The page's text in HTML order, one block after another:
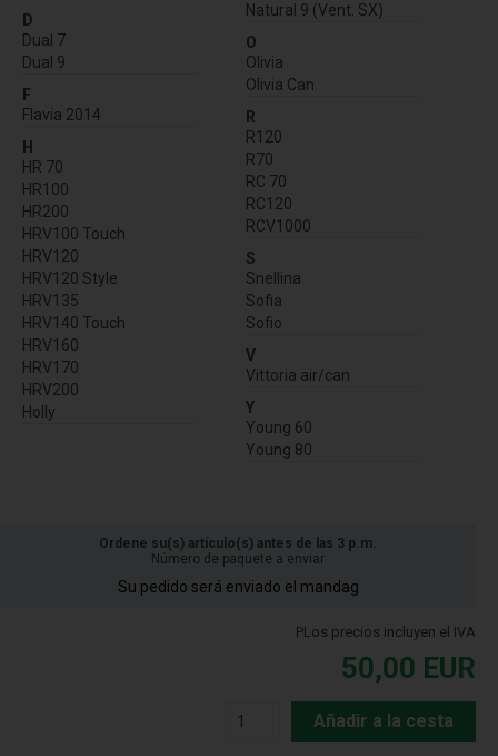
D
Dual 7
Dual 9
F
Flavia 2014
H
HR 70
HR100
HR200
HRV100 Touch
HRV120
HRV120 Style
HRV135
HRV140 Touch
HRV160
HRV170
HRV200
Holly
Natural 9 (Vent. SX)
O
Olivia
Olivia Can.
R
R120
R70
RC 70
RC120
RCV1000
S
Snellina
Sofia
Sofio
V
Vittoria air/can
Y
Young 60
Young 80
Ordene su(s) artículo(s) antes de las 3 p.m.
Número de paquete a enviar
Su pedido será enviado el mandag
PLos precios incluyen el IVA
50,00 EUR
Añadir a la cesta